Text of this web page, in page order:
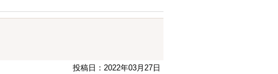
投稿日：2022年03月27日